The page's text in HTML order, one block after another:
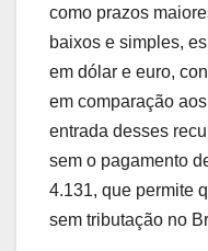
como prazos
baixos e simples,
em dólar e euro,
em comparação
entrada desses
sem o pagamento
4.131, que permite
sem tributação no